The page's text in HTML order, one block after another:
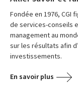
Fondée en 1976, CGI
de services-conseils
management au
sur les résultats afin
investissements.
En savoir plus